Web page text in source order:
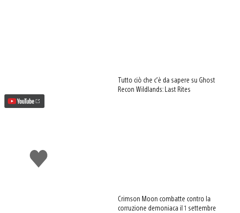
Mi
piace
Tutto ciò che c’è da sapere su Ghost
Recon Wildlands: Last Rites
Crimson Moon combatte contro la
corruzione demoniaca il 1 settembre